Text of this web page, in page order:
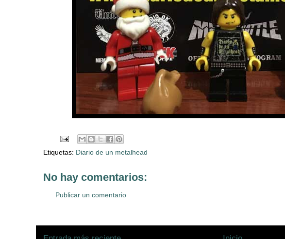
Etiquetas: Diario de un metalhead
No hay comentarios:
Publicar un comentario